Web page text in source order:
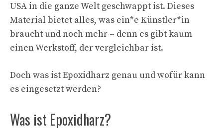
USA in die ganze Welt geschwappt ist. Dieses
Material bietet alles, was ein*e Künstler*in
braucht und noch mehr – denn es gibt kaum
einen Werkstoff, der vergleichbar ist.
Doch was ist Epoxidharz genau und wofür kann
es eingesetzt werden?
Was ist Epoxidharz?